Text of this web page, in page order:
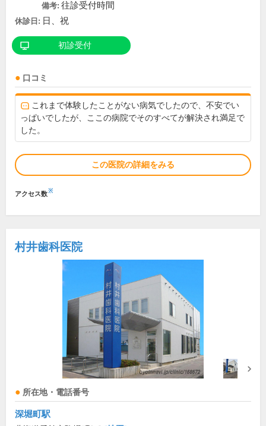
備考: 往診受付時間
休診日: 日、祝
初診受付
口コミ
これまで体験したことがない病気でしたので、不安でい
っぱいでしたが、ここの病院でそのすべてが解決され満足で
した。
この医院の詳細をみる
アクセス数※
村井歯科医院
所在地・電話番号
深堀町駅